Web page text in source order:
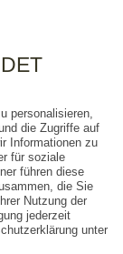
personalisieren,
die Zugriffe auf
Informationen zu
für soziale
führen diese
die Sie
Nutzung der
jederzeit
unter